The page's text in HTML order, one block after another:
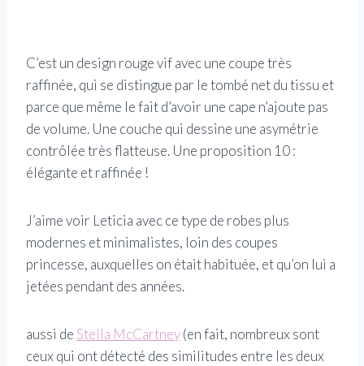
C’est un design rouge vif avec une coupe très
raffinée, qui se distingue par le tombé net du tissu et
parce que même le fait d’avoir une cape n’ajoute pas
de volume. Une couche qui dessine une asymétrie
contrôlée très flatteuse. Une proposition 10 :
élégante et raffinée !
J’aime voir Leticia avec ce type de robes plus
modernes et minimalistes, loin des coupes
princesse, auxquelles on était habituée, et qu’on lui a
jetées pendant des années.
aussi deStella McCartney(en fait, nombreux sont
ceux qui ont détecté des similitudes entre les deux